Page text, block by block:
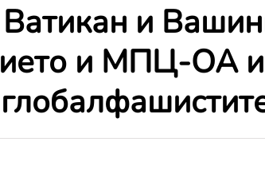
и
и МПЦ-ОА